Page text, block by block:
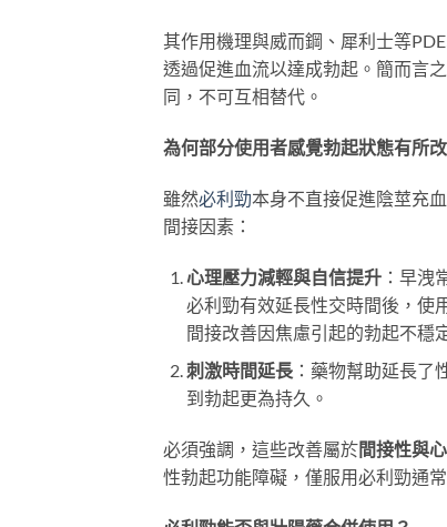
其作用機理與威而鋼、犀利士等
透過促進血流以達成勃起。簡而言
同，不可互相替代。
為何部分使用者感覺勃起狀態有所
雖然必利勁本身不直接促進陰莖充
間接因素：
心理壓力減輕與自信提升：早洩
必利勁有效延長性交時間後，使
間接改善因焦慮引起的勃起不穩
刺激時間延長：藥物幫助延長了
到勃起更為持久。
必須強調，這些改善屬於間接性與
性勃起功能障礙，僅服用必利勁通